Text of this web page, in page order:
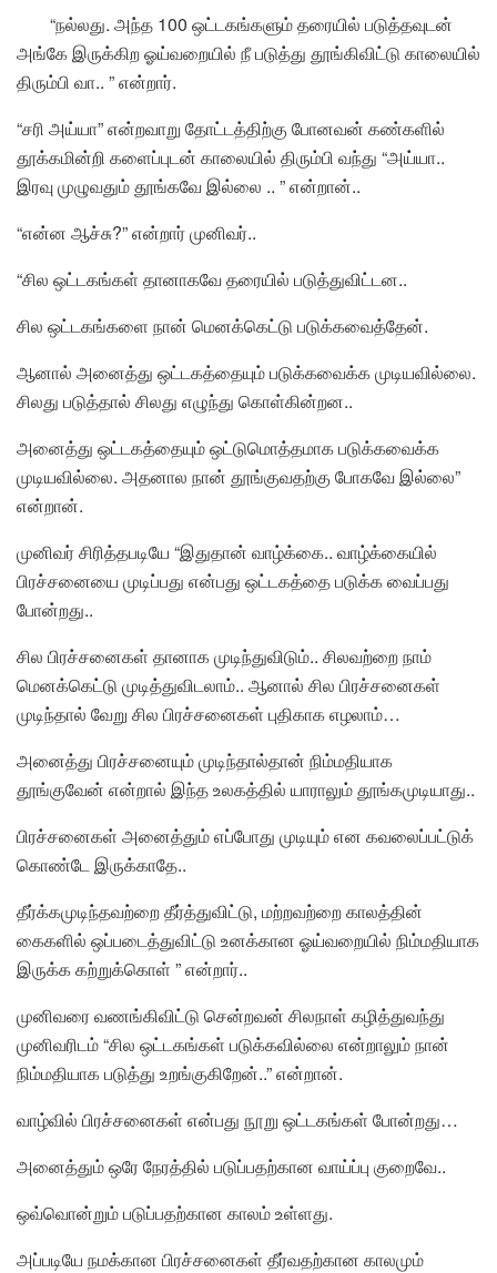
“நல்லது. அந்த 100 ஒட்டகங்களும் தரையில் படுத்தவுடன்
அங்கே இருக்கிற ஓய்வறையில் நீ படுத்து தூங்கிவிட்டு காலையில்
திரும்பி வா.. ” என்றார்.
“சரி அய்யா” என்றவாறு தோட்டத்திற்கு போனவன் கண்களில்
தூக்கமின்றி களைப்புடன் காலையில் திரும்பி வந்து “அய்யா..
இரவு முழுவதும் தூங்கவே இல்லை .. ” என்றான்..
“என்ன ஆச்சு?” என்றார் முனிவர்..
“சில ஒட்டகங்கள் தானாகவே தரையில் படுத்துவிட்டன..
சில ஒட்டகங்களை நான் மெனக்கெட்டு படுக்கவைத்தேன்.
ஆனால் அனைத்து ஒட்டகத்தையும் படுக்கவைக்க முடியவில்லை.
சிலது படுத்தால் சிலது எழுந்து கொள்கின்றன..
அனைத்து ஒட்டகத்தையும் ஒட்டுமொத்தமாக படுக்கவைக்க
முடியவில்லை. அதனால நான் தூங்குவதற்கு போகவே இல்லை”
என்றான்.
முனிவர் சிரித்தபடியே “இதுதான் வாழ்க்கை.. வாழ்க்கையில்
பிரச்சனையை முடிப்பது என்பது ஒட்டகத்தை படுக்க வைப்பது
போன்றது..
சில பிரச்சனைகள் தானாக முடிந்துவிடும்.. சிலவற்றை நாம்
மெனக்கெட்டு முடித்துவிடலாம்.. ஆனால் சில பிரச்சனைகள்
முடிந்தால் வேறு சில பிரச்சனைகள் புதிகாக எழலாம்…
அனைத்து பிரச்சனையும் முடிந்தால்தான் நிம்மதியாக
தூங்குவேன் என்றால் இந்த உலகத்தில் யாராலும் தூங்கமுடியாது..
பிரச்சனைகள் அனைத்தும் எப்போது முடியும் என கவலைப்பட்டுக்
கொண்டே இருக்காதே..
தீர்க்கமுடிந்தவற்றை தீர்த்துவிட்டு, மற்றவற்றை காலத்தின்
கைகளில் ஒப்படைத்துவிட்டு உனக்கான ஓய்வறையில் நிம்மதியாக
இருக்க கற்றுக்கொள் ” என்றார்..
முனிவரை வணங்கிவிட்டு சென்றவன் சிலநாள் கழித்துவந்து
முனிவரிடம் “சில ஒட்டகங்கள் படுக்கவில்லை என்றாலும் நான்
நிம்மதியாக படுத்து உறங்குகிறேன்..” என்றான்.
வாழ்வில் பிரச்சனைகள் என்பது நூறு ஒட்டகங்கள் போன்றது…
அனைத்தும் ஒரே நேரத்தில் படுப்பதற்கான வாய்ப்பு குறைவே..
ஒவ்வொன்றும் படுப்பதற்கான காலம் உள்ளது.
அப்படியே நமக்கான பிரச்சனைகள் தீர்வதற்கான காலமும்